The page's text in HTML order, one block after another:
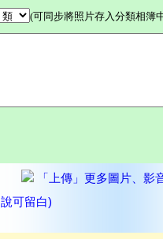
(可同步將照片存入分類相簿
「上傳」更多圖片、影
可留白)